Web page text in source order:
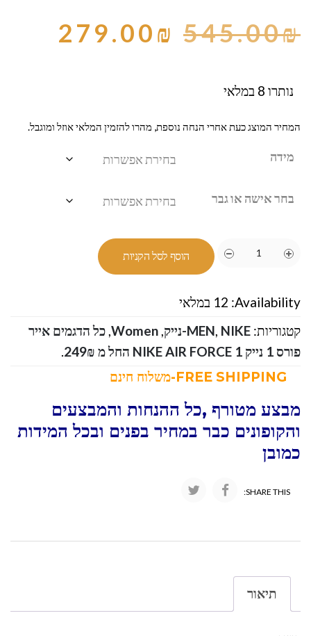
545.00₪
279.00₪
נותרו 8 במלאי
המחיר המוצג כעת אחרי הנחה נוספת, מהרו להזמין המלאי אוזל ומוגבל.
מידה
בחר אישה או גבר
הוסף לסל הקניות
Availability: 12 במלאי
קטגוריות:
MEN, NIKE-נייק ,
Women
,כל הדגמים אייר
פורס 1 נייק NIKE AIR FORCE 1 החל מ 249₪
.
מבצע מטורף ,כל ההנחות והמבצעים
והקופונים כבר במחיר בפנים ובכל המידות
כמובן
SHARE THIS:
תיאור